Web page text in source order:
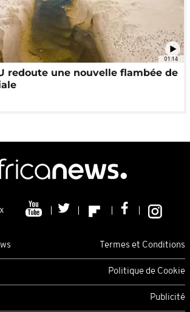
01:14
redoute une nouvelle flambée de
Termes et Conditions
Politique de Cookie
Publicité